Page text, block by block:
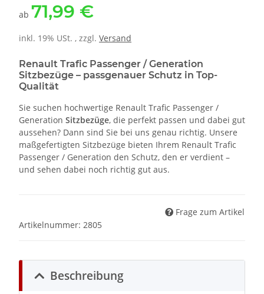
ab 71,99 €
inkl. 19% USt. , zzgl. Versand
Renault Trafic Passenger / Generation
Sitzbezüge – passgenauer Schutz in Top-
Qualität
Sie suchen hochwertige Renault Trafic Passenger /
Generation Sitzbezüge, die perfekt passen und dabei gut
aussehen? Dann sind Sie bei uns genau richtig. Unsere
maßgefertigten Sitzbezüge bieten Ihrem Renault Trafic
Passenger / Generation den Schutz, den er verdient –
und sehen dabei noch richtig gut aus.
Frage zum Artikel
Artikelnummer: 2805
Beschreibung